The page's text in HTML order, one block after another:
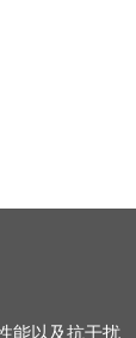
能以及抗干扰